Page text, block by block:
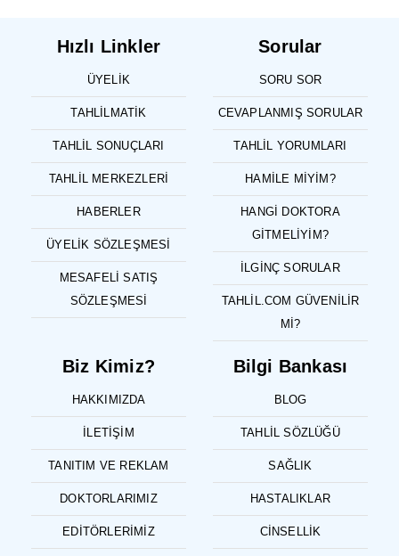
Hızlı Linkler
ÜYELIK
TAHLILMATIK
TAHLIL SONUÇLARI
TAHLIL MERKEZLERI
HABERLER
ÜYELIK SÖZLEŞMESI
MESAFELI SATIŞ
SÖZLEŞMESI
Sorular
SORU SOR
CEVAPLANMIŞ SORULAR
TAHLIL YORUMLARI
HAMILE MIYIM?
HANGI DOKTORA
GITMELIYIM?
İLGINÇ SORULAR
TAHLIL.COM GÜVENILIR
MI?
Biz Kimiz?
HAKKIMIZDA
İLETIŞIM
TANITIM VE REKLAM
DOKTORLARIMIZ
EDITÖRLERIMIZ
Bilgi Bankası
BLOG
TAHLIL SÖZLÜĞÜ
SAĞLIK
HASTALIKLAR
CINSELLIK